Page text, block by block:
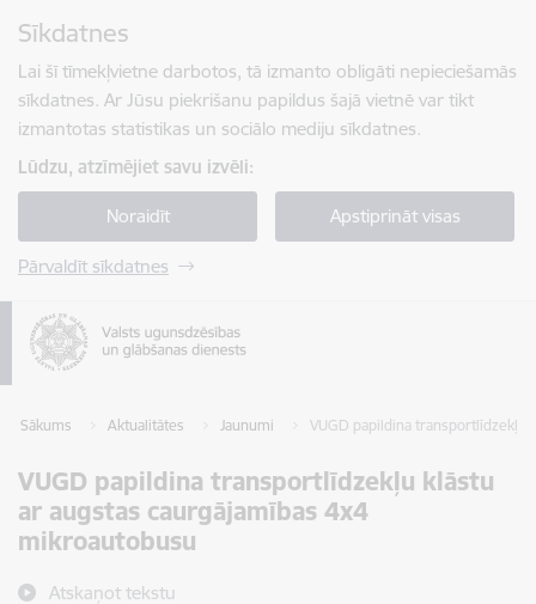
Sīkdatnes
Lai šī tīmekļvietne darbotos, tā izmanto obligāti nepieciešamās
sīkdatnes. Ar Jūsu piekrišanu papildus šajā vietnē var tikt
izmantotas statistikas un sociālo mediju sīkdatnes.
Lūdzu, atzīmējiet savu izvēli:
Noraidīt Apstiprināt visas
Pārvaldīt sīkdatnes
Sākums Aktualitātes Jaunumi VUGD papildina transportlīdzekļu
VUGD papildina transportlīdzekļu klāstu
ar augstas caurgājamības 4x4
mikroautobusu
Atskaņot tekstu